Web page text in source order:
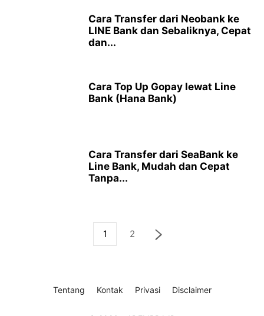
Cara Transfer dari Neobank ke
LINE Bank dan Sebaliknya, Cepat
dan...
Cara Top Up Gopay lewat Line
Bank (Hana Bank)
Cara Transfer dari SeaBank ke
Line Bank, Mudah dan Cepat
Tanpa...
1 2
Tentang Kontak Privasi Disclaimer